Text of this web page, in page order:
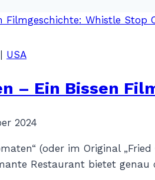
USA
– Ein Bissen
2024
(oder im Original
Restaurant bietet genau